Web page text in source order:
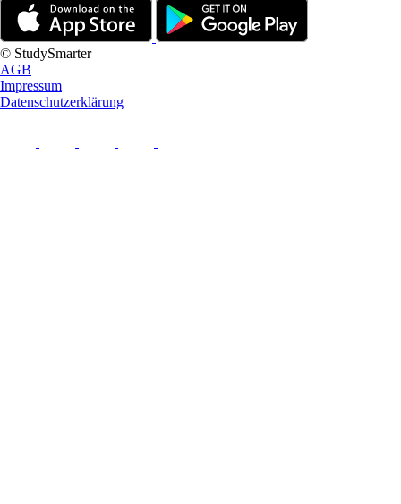
© StudySmarter
AGB
Impressum
Datenschutzerklärung